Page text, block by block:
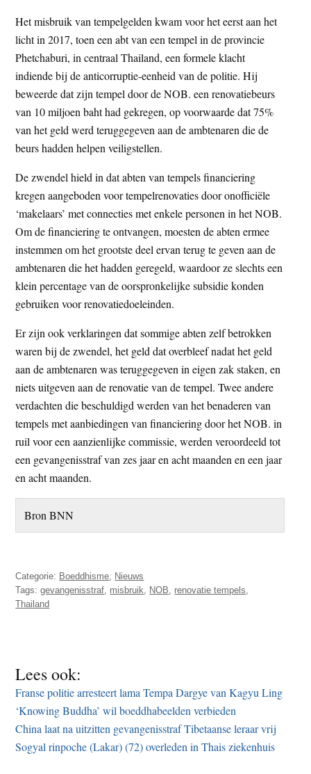
Het misbruik van tempelgelden kwam voor het eerst aan het
licht in 2017, toen een abt van een tempel in de provincie
Phetchaburi, in centraal Thailand, een formele klacht
indiende bij de anticorruptie-eenheid van de politie. Hij
beweerde dat zijn tempel door de NOB. een renovatiebeurs
van 10 miljoen baht had gekregen, op voorwaarde dat 75%
van het geld werd teruggegeven aan de ambtenaren die de
beurs hadden helpen veiligstellen.
De zwendel hield in dat abten van tempels financiering
kregen aangeboden voor tempelrenovaties door onofficiële
‘makelaars’ met connecties met enkele personen in het NOB.
Om de financiering te ontvangen, moesten de abten ermee
instemmen om het grootste deel ervan terug te geven aan de
ambtenaren die het hadden geregeld, waardoor ze slechts een
klein percentage van de oorspronkelijke subsidie konden
gebruiken voor renovatiedoeleinden.
Er zijn ook verklaringen dat sommige abten zelf betrokken
waren bij de zwendel, het geld dat overbleef nadat het geld
aan de ambtenaren was teruggegeven in eigen zak staken, en
niets uitgeven aan de renovatie van de tempel. Twee andere
verdachten die beschuldigd werden van het benaderen van
tempels met aanbiedingen van financiering door het NOB. in
ruil voor een aanzienlijke commissie, werden veroordeeld tot
een gevangenisstraf van zes jaar en acht maanden en een jaar
en acht maanden.
Bron BNN
Categorie: Boeddhisme, Nieuws
Tags:gevangenisstraf, misbruik, NOB, renovatie tempels,
Thailand
Lees ook:
Franse politie arresteert lama Tempa Dargye van Kagyu Ling
‘Knowing Buddha’ wil boeddhabeelden verbieden
China laat na uitzitten gevangenisstraf Tibetaanse leraar vrij
Sogyal rinpoche (Lakar) (72) overleden in Thais ziekenhuis